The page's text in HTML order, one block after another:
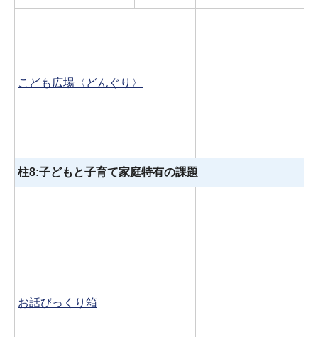
こども広場〈どんぐり〉
柱8:子どもと子育て家庭特有の課題
お話びっくり箱